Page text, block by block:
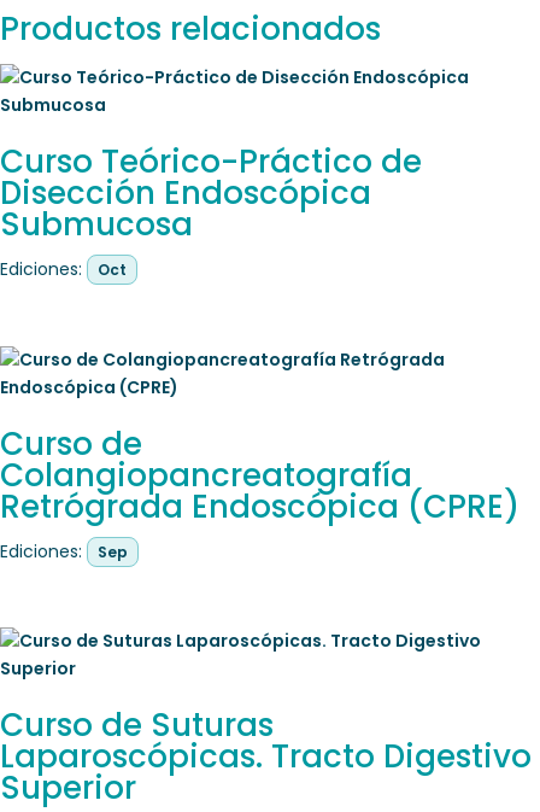
Productos relacionados
Curso Teórico-Práctico de
Disección Endoscópica
Submucosa
Ediciones: Oct
Curso de
Colangiopancreatografía
Retrógrada Endoscópica (CPRE)
Ediciones: Sep
Curso de Suturas
Laparoscópicas. Tracto Digestivo
Superior